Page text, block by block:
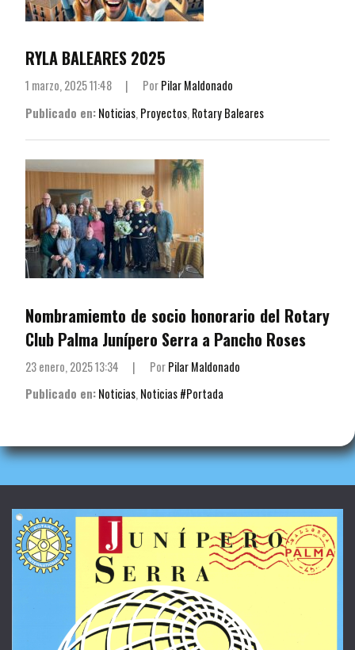
RYLA BALEARES 2025
1 marzo, 2025 11:48 | PorPilar Maldonado
Publicado en:Noticias, Proyectos, Rotary Baleares
Nombramiemto de socio honorario del Rotary
Club Palma Junípero Serra a Pancho Roses
23 enero, 2025 13:34 | PorPilar Maldonado
Publicado en:Noticias, Noticias #Portada